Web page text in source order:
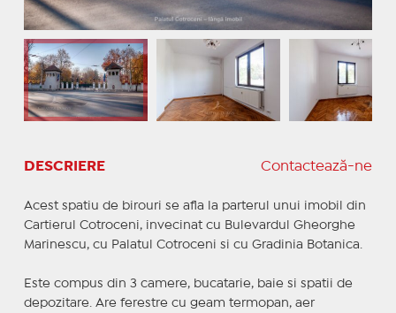
DESCRIERE Contactează-ne
Acest spatiu de birouri se afla la parterul unui imobil din
Cartierul Cotroceni, invecinat cu Bulevardul Gheorghe
Marinescu, cu Palatul Cotroceni si cu Gradinia Botanica.
Este compus din 3 camere, bucatarie, baie si spatii de
depozitare. Are ferestre cu geam termopan, aer